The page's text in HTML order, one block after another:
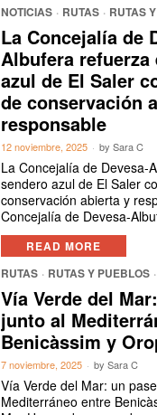
NOTICIAS · RUTAS · RUTAS
La Concejalía de
Albufera refuerza
azul de El Saler
de conservación
responsable
12 noviembre, 2025 bySara C
La Concejalía de Devesa-
sendero azul de El Saler
conservación abierta y
Concejalía de Devesa-
READ MORE
RUTAS · RUTAS Y PUEBLOS ·
Vía Verde del
junto al
Benicàssim y
7 noviembre, 2025 bySara C
Vía Verde del Mar: un
Mediterráneo entre